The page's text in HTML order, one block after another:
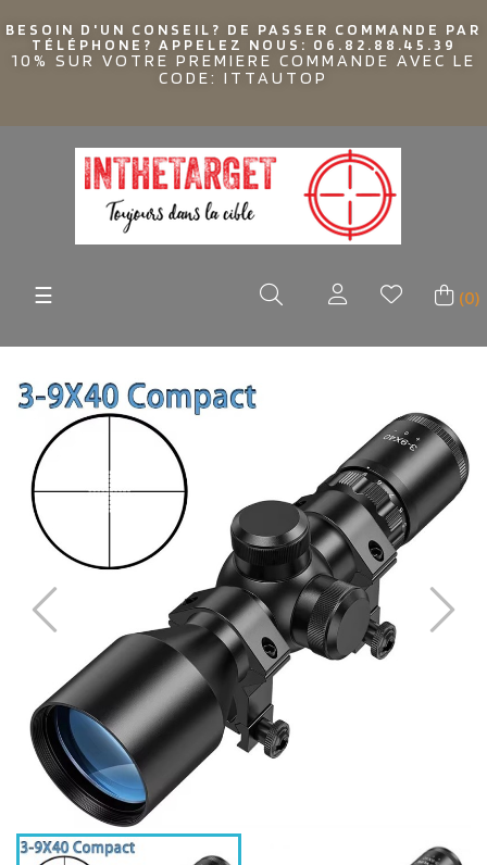
BESOIN D'UN CONSEIL? DE PASSER COMMANDE PAR
TÉLÉPHONE? APPELEZ NOUS: 06.82.88.45.39
10% SUR VOTRE PREMIERE COMMANDE AVEC LE
CODE: ITTAUTOP
Basculer
☰ (0)